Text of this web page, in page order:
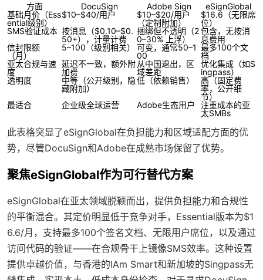
方面 DocuSign Adobe Sign
eSignGlobal
基础月价（Ess
ential级别）
$10–$40/用户
$10–$20/用户
（定制附加）
$16.6（无限席
位）
SMS验证成本 按消息（$0.10–$0.
50+），计量计费
捆绑但不透明（2
0–30% 上浮）
包含，无按消
息费用
信封限额
（月）
5–100（级别相关）
可变，通常50–1
00
最多100个文
档
亚太合规与速
度
延迟不一致，额外附
加费
从中国退出，区
域差距
优化集成（如S
ingpass）
透明度
中等（公开级别，隐
藏附加）
低（依赖销售）
高（固定费
率，公开细
节）
最适合
企业级全球运营 Adobe生态用户
注重成本的亚
太SMBs
此表格突显了eSignGlobal在负担能力和区域适配方面的优
势，尽管DocuSign和Adobe在成熟市场保留了优势。
聚焦eSignGlobal作为可行替代方案
eSignGlobal在亚太领域脱颖而出，提供负担能力和合规性
的平衡混合。其定价明显低于竞争对手，Essential版本为$1
6.6/月，支持最多100个签名文档、无限用户席位，以及通过
访问代码的验证——在合规骨干上镜像SMS效率。这种设置
提供卓越价值，与香港的IAm Smart和新加坡的Singpass无